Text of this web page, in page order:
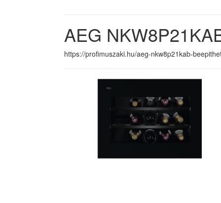
AEG
https://profimuszaki.hu/aeg-nkw8p21kab-